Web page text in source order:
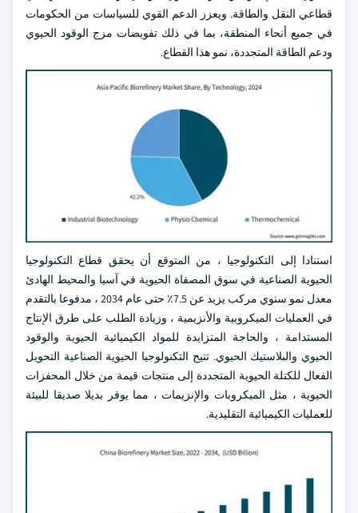
قطاعي النقل والطاقة. ويعزز الدعم القوي للسياسات من الحكومات
في جميع أنحاء المنطقة، بما في ذلك تفويضات مزج الوقود الحيوي
ودعم الطاقة المتجددة، نمو هذا القطاع.
استنادا إلى التكنولوجيا ، من المتوقع أن يحقق قطاع التكنولوجيا
الحيوية الصناعية في سوق المصفاة الحيوية في آسيا والمحيط الهادئ
معدل نمو سنوي مركب يزيد عن 7.5٪ حتى عام 2034 ، مدفوعا بالتقدم
في العمليات الميكروبية والأنزيمية ، وزيادة الطلب على طرق الإنتاج
المستدامة ، والحاجة المتزايدة للمواد الكيميائية الحيوية والوقود
الحيوي والبلاستيك الحيوي. تتيح التكنولوجيا الحيوية الصناعية التحويل
الفعال للكتلة الحيوية المتجددة إلى منتجات قيمة من خلال المحفزات
الحيوية ، مثل الميكروبات والإنزيمات ، مما يوفر بديلا صديقا للبيئة
للعمليات الكيميائية التقليدية.